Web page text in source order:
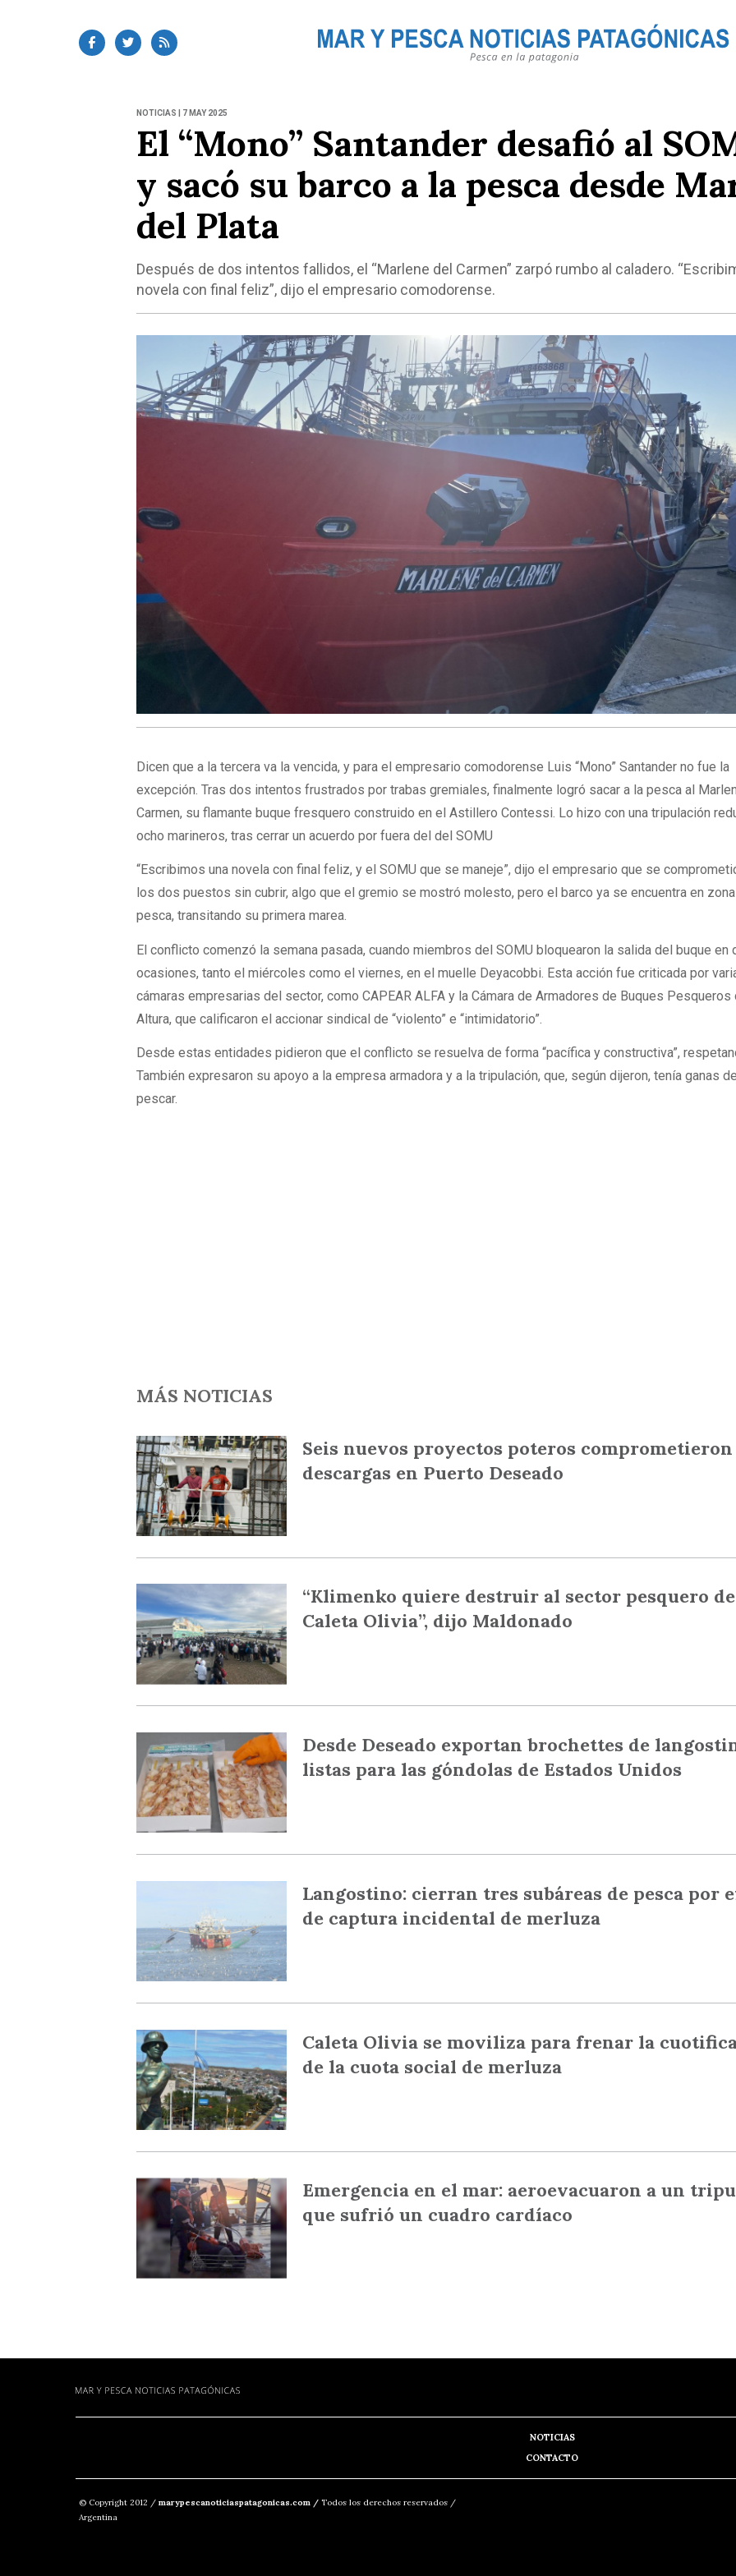
NOTICIAS | 7 MAY 2025
El “Mono” Santander desafió al
y sacó su barco a la pesca desde
del Plata
Después de dos intentos fallidos, el “Marlene del Carmen” zarpó rumbo al caladero.
novela con final feliz”, dijo el empresario comodorense.
Dicen que a la tercera va la vencida, y para el empresario comodorense Luis “Mono” Santander no fue la
excepción. Tras dos intentos frustrados por trabas gremiales, finalmente logró sacar a la pesca al
Carmen, su flamante buque fresquero construido en el Astillero Contessi. Lo hizo con una tripulación
ocho marineros, tras cerrar un acuerdo por fuera del del SOMU
“Escribimos una novela con final feliz, y el SOMU que se maneje”, dijo el empresario que se
los dos puestos sin cubrir, algo que el gremio se mostró molesto, pero el barco ya se encuentra en
pesca, transitando su primera marea.
El conflicto comenzó la semana pasada, cuando miembros del SOMU bloquearon la salida del buque en
ocasiones, tanto el miércoles como el viernes, en el muelle Deyacobbi. Esta acción fue criticada por
cámaras empresarias del sector, como CAPEAR ALFA y la Cámara de Armadores de Buques Pesqueros
Altura, que calificaron el accionar sindical de “violento” e “intimidatorio”.
Desde estas entidades pidieron que el conflicto se resuelva de forma “pacífica y constructiva”,
También expresaron su apoyo a la empresa armadora y a la tripulación, que, según dijeron, tenía ganas
pescar.
MÁS NOTICIAS
Seis nuevos proyectos poteros comprometieron
descargas en Puerto Deseado
“Klimenko quiere destruir al sector pesquero de
Caleta Olivia”, dijo Maldonado
Desde Deseado exportan brochettes de
listas para las góndolas de Estados Unidos
Langostino: cierran tres subáreas de pesca por
de captura incidental de merluza
Caleta Olivia se moviliza para frenar la
de la cuota social de merluza
Emergencia en el mar: aeroevacuaron a un
que sufrió un cuadro cardíaco
NOTICIAS
CONTACTO
© Copyright 2012 / marypescanoticiaspatagonicas.com / Todos los derechos reservados /
Argentina